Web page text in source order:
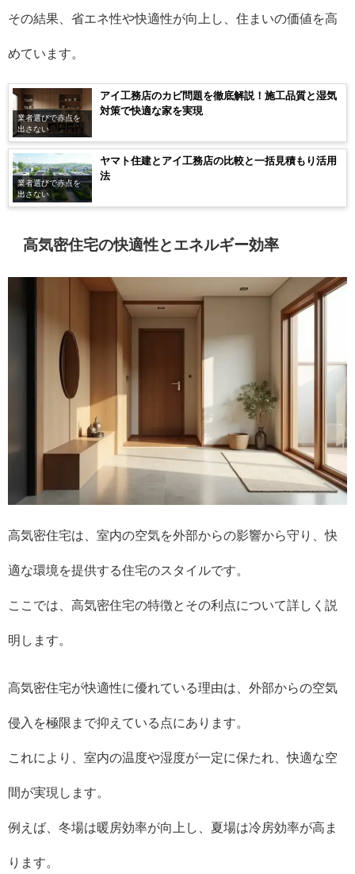
その結果、省エネ性や快適性が向上し、住まいの価値を高
めています。
業者選びで赤点を
出さない
アイ工務店のカビ問題を徹底解説！施工品質と湿気
対策で快適な家を実現
業者選びで赤点を
出さない
ヤマト住建とアイ工務店の比較と一括見積もり活用
法
高気密住宅の快適性とエネルギー効率
高気密住宅は、室内の空気を外部からの影響から守り、快
適な環境を提供する住宅のスタイルです。
ここでは、高気密住宅の特徴とその利点について詳しく説
明します。
高気密住宅が快適性に優れている理由は、外部からの空気
侵入を極限まで抑えている点にあります。
これにより、室内の温度や湿度が一定に保たれ、快適な空
間が実現します。
例えば、冬場は暖房効率が向上し、夏場は冷房効率が高ま
ります。